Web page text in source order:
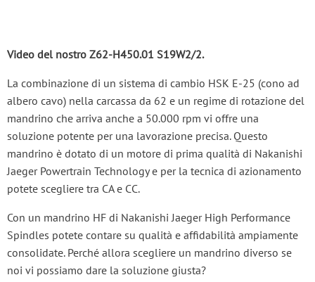
Video del nostro Z62-H450.01 S19W2/2.
La combinazione di un sistema di cambio HSK E-25 (cono ad
albero cavo) nella carcassa da 62 e un regime di rotazione del
mandrino che arriva anche a 50.000 rpm vi offre una
soluzione potente per una lavorazione precisa. Questo
mandrino è dotato di un motore di prima qualità di Nakanishi
Jaeger Powertrain Technology e per la tecnica di azionamento
potete scegliere tra CA e CC.
Con un mandrino HF di Nakanishi Jaeger High Performance
Spindles potete contare su qualità e affidabilità ampiamente
consolidate. Perché allora scegliere un mandrino diverso se
noi vi possiamo dare la soluzione giusta?